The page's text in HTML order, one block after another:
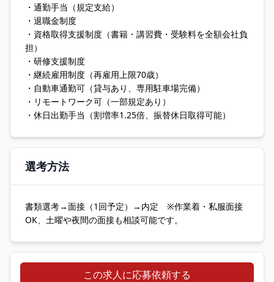
・通勤手当（規定支給）
・退職金制度
・資格取得支援制度（書籍・講習費・受験料を全額会社負
担）
・研修支援制度
・継続雇用制度（再雇用上限70歳）
・自動車通勤可（貸与あり、専用駐車場完備）
・リモートワーク可（一部規定あり）
・休日出勤手当（割増率1.25倍、振替休日取得可能）
選考方法
書類選考→面接（1回予定）→内定 ※作業着・私服面接
OK、土曜や夜間の面接も相談可能です。
この求人に応募依頼する